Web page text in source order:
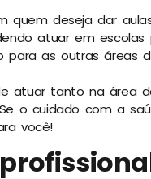
quem deseja dar
atuar em escolas
as outras áreas
atuar tanto na área
o cuidado com a
você!